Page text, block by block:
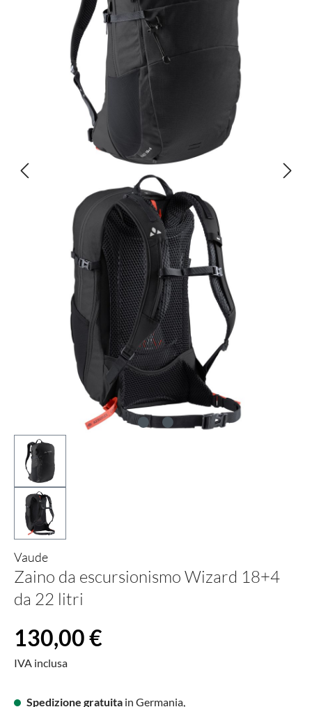
Vaude
Zaino da escursionismo Wizard 18+4
da 22 litri
Prezzo normale:
130,00 €
IVA inclusa
Spedizione gratuita in Germania,